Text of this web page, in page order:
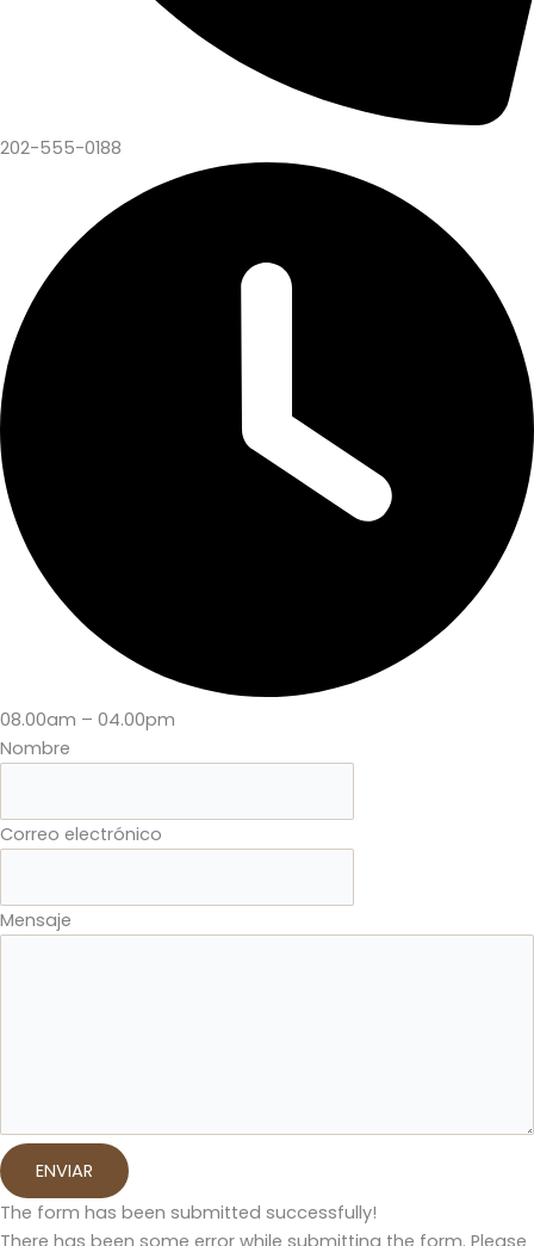
202-555-0188
08.00am – 04.00pm
Nombre
Correo electrónico
Mensaje
ENVIAR
The form has been submitted successfully!